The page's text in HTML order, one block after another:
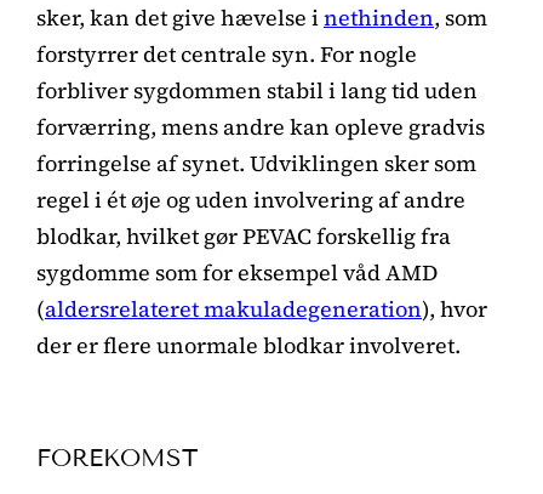
sker, kan det give hævelse inethinden, som
forstyrrer det centrale syn. For nogle
forbliver sygdommen stabil i lang tid uden
forværring, mens andre kan opleve gradvis
forringelse af synet. Udviklingen sker som
regel i ét øje og uden involvering af andre
blodkar, hvilket gør PEVAC forskellig fra
sygdomme som for eksempel våd AMD
(aldersrelateret makuladegeneration), hvor
der er flere unormale blodkar involveret.
FOREKOMST